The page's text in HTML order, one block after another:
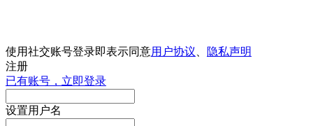
使用社交账号登录即表示同意用户协议
隐私声明
注册
已有账号，立即登录
设置用户名